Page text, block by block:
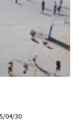
04/30